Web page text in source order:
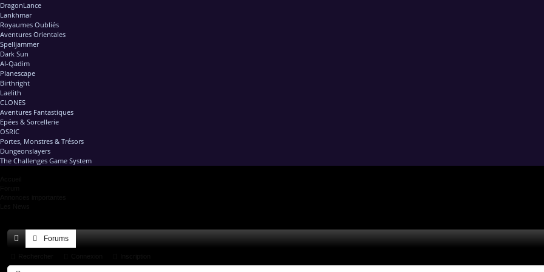
DragonLance
Lankhmar
Royaumes Oubliés
Aventures Orientales
Spelljammer
Dark Sun
Al-Qadim
Planescape
Birthright
Laelith
CLONES
Aventures Fantastiques
Epées & Sorcellerie
OSRIC
Portes, Monstres & Trésors
Dungeonslayers
The Challenges Game System
Forums